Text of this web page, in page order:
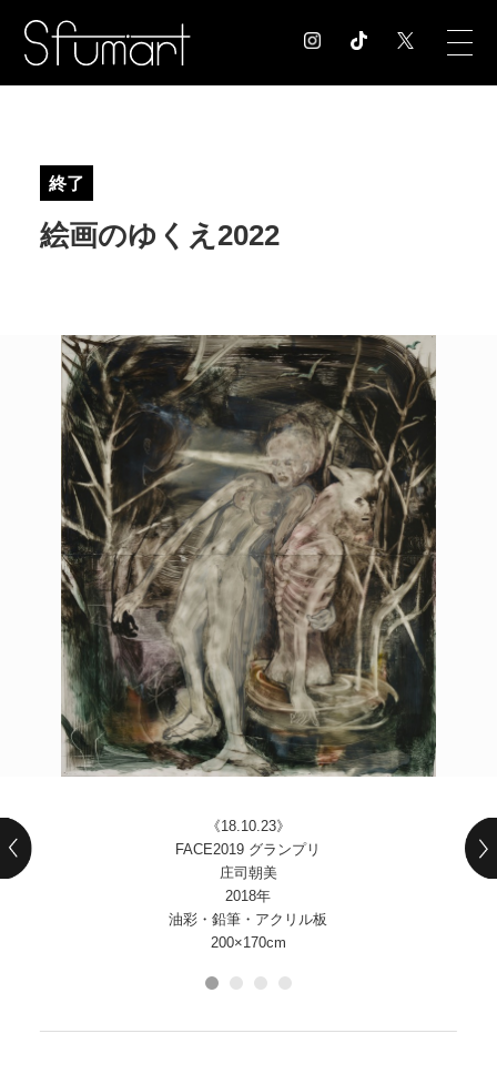
EXHIBITION
NEWS お知らせ
CONTACT お問合せ
POLICY COMPANY
終了
絵画のゆくえ2022
《18.10.23》
FACE2019 グランプリ
庄司朝美
2018年
油彩・鉛筆・アクリル板
200×170cm